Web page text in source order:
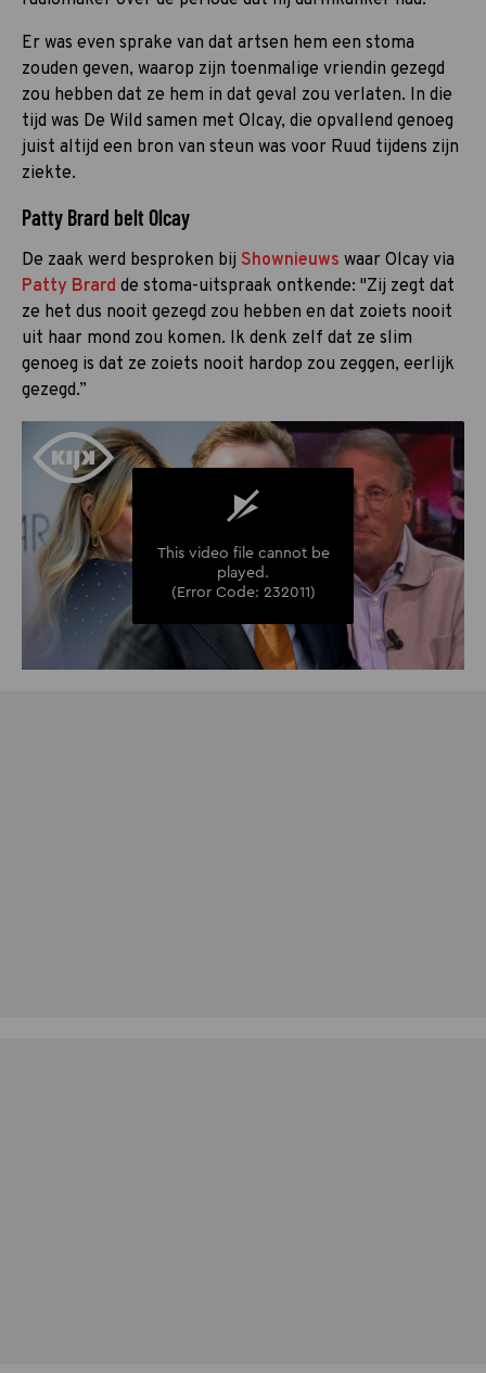
Er was even sprake van dat artsen hem een stoma
zouden geven, waarop zijn toenmalige vriendin gezegd
zou hebben dat ze hem in dat geval zou verlaten. In die
tijd was De Wild samen met Olcay, die opvallend genoeg
juist altijd een bron van steun was voor Ruud tijdens zijn
ziekte.
Patty Brard belt Olcay
De zaak werd besproken bij Shownieuws waar Olcay via
Patty Brard de stoma-uitspraak ontkende: "Zij zegt dat
ze het dus nooit gezegd zou hebben en dat zoiets nooit
uit haar mond zou komen. Ik denk zelf dat ze slim
genoeg is dat ze zoiets nooit hardop zou zeggen, eerlijk
gezegd.”